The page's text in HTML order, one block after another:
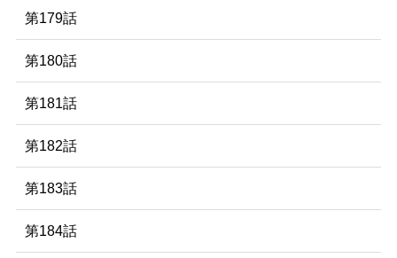
第179話
第180話
第181話
第182話
第183話
第184話